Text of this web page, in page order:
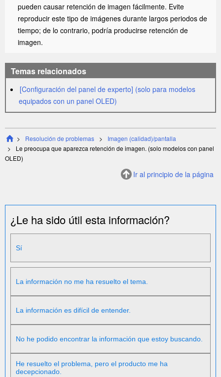
pueden causar retención de imagen fácilmente. Evite
reproducir este tipo de imágenes durante largos periodos de
tiempo; de lo contrario, podría producirse retención de
imagen.
Temas relacionados
[Configuración del panel de experto] (solo para modelos
equipados con un panel OLED)
Resolución de problemas
Imagen (calidad)/pantalla
Le preocupa que aparezca retención de imagen. (solo modelos con panel
OLED)
Ir al principio de la página
¿Le ha sido útil esta información?